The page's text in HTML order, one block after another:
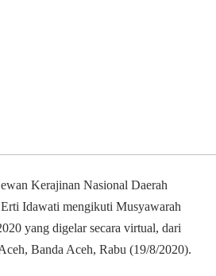
Kerajinan Nasional Daerah
Idawati mengikuti Musyawarah
yang digelar secara virtual, dari
Banda Aceh, Rabu (19/8/2020).